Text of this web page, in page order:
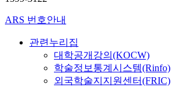
ARS 번호안내
관련누리집
대학공개강의(KOCW)
학술정보통계시스템(Rinfo)
외국학술지지원센터(FRIC)